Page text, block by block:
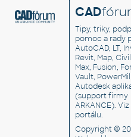
CAD
Tipy, triky,
pomoc a rady
AutoCAD, LT,
Revit, Map,
Max, Fusion,
Vault,
Autodesk
(support firmy
ARKANCE). Viz
portálu.
Copyright ©